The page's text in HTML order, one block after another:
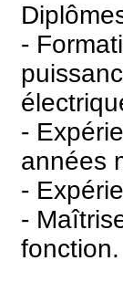
-
-
années
-
-
fonction.